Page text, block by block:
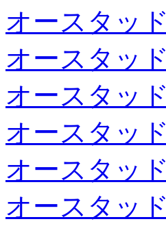
オースタッド
オースタッド
オースタッド
オースタッド
オースタッド
オースタッド